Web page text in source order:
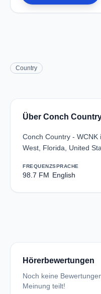
Country
Über Conch
Conch Country -
West, Florida, United
FREQUENZ
98.7 FM
SPRACHE
English
Hörerbewertungen
Noch keine
Meinung teilt!